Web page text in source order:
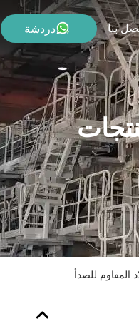
بنا دردشة
المقاوم للصدأ